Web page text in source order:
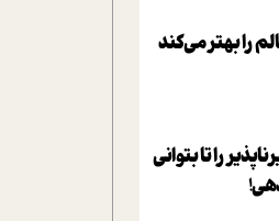
را بهتر می‌کند
را تا بتواني